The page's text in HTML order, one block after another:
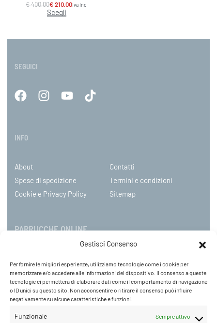
Gestisci Consenso
Per fornire le migliori esperienze, utilizziamo tecnologie come i cookie per
memorizzare e/o accedere alle informazioni del dispositivo. Il consenso a queste
tecnologie ci permetterà di elaborare dati come il comportamento di navigazione
o ID unici su questo sito. Non acconsentire o ritirare il consenso può influire
negativamente su alcune caratteristiche e funzioni.
Funzionale Sempre attivo
€400,00€210,00Iva Inc.
Scegli
SEGUICI
INFO
About
Contatti
Spese di spedizione
Termini e condizioni
Cookie e Privacy Policy
Sitemap
PARRUCCHE ONLINE
C.so Mazzini 31, NOVARA – Italy
Tel: +39 0321 659378 / 393229
WhatsApp: +39 342 9218104
info@parruccheonline.com
PEC –farcaphair@legalmail.it